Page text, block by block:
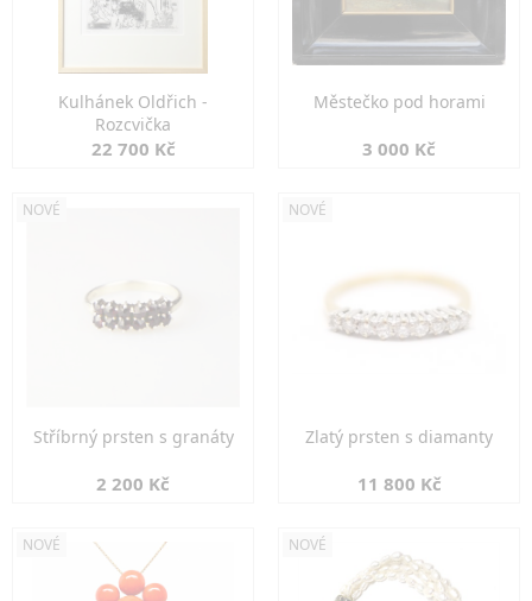
Kulhánek Oldřich -
Rozcvička
22 700 Kč
Městečko pod horami
3 000 Kč
NOVÉ
Stříbrný prsten s granáty
2 200 Kč
NOVÉ
Zlatý prsten s diamanty
11 800 Kč
NOVÉ NOVÉ